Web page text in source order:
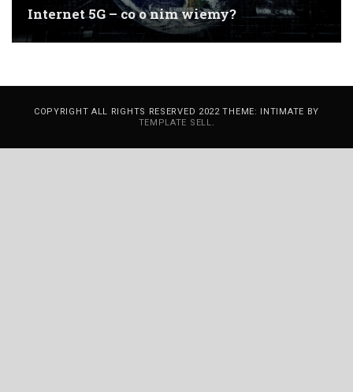
Internet 5G – co o nim wiemy?
COPYRIGHT ALL RIGHTS RESERVED 2022 THEME: INTIMATE BY
TEMPLATE SELL.